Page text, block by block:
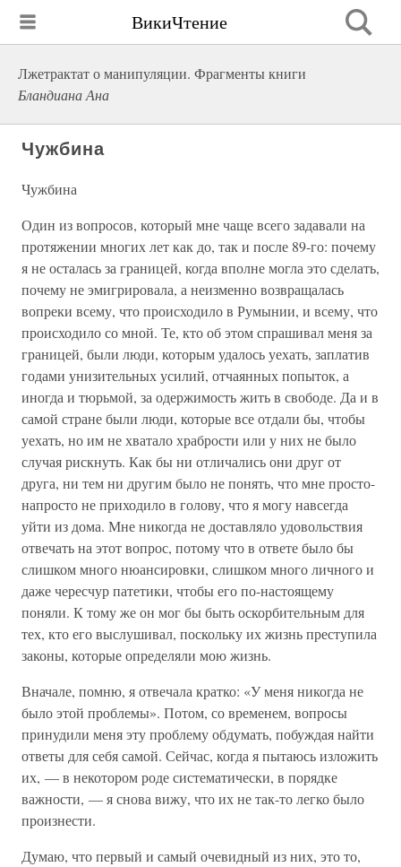
ВикиЧтение
Лжетрактат о манипуляции. Фрагменты книги
Бландиана Ана
Чужбина
Чужбина
Один из вопросов, который мне чаще всего задавали на
протяжении многих лет как до, так и после 89-го: почему
я не осталась за границей, когда вполне могла это сделать,
почему не эмигрировала, а неизменно возвращалась
вопреки всему, что происходило в Румынии, и всему, что
происходило со мной. Те, кто об этом спрашивал меня за
границей, были люди, которым удалось уехать, заплатив
годами унизительных усилий, отчаянных попыток, а
иногда и тюрьмой, за одержимость жить в свободе. Да и в
самой стране были люди, которые все отдали бы, чтобы
уехать, но им не хватало храбрости или у них не было
случая рискнуть. Как бы ни отличались они друг от
друга, ни тем ни другим было не понять, что мне просто-
напросто не приходило в голову, что я могу навсегда
уйти из дома. Мне никогда не доставляло удовольствия
отвечать на этот вопрос, потому что в ответе было бы
слишком много нюансировки, слишком много личного и
даже чересчур патетики, чтобы его по-настоящему
поняли. К тому же он мог бы быть оскорбительным для
тех, кто его выслушивал, поскольку их жизнь преступила
законы, которые определяли мою жизнь.
Вначале, помню, я отвечала кратко: «У меня никогда не
было этой проблемы». Потом, со временем, вопросы
принудили меня эту проблему обдумать, побуждая найти
ответы для себя самой. Сейчас, когда я пытаюсь изложить
их, — в некотором роде систематически, в порядке
важности, — я снова вижу, что их не так-то легко было
произнести.
Думаю, что первый и самый очевидный из них, это то,